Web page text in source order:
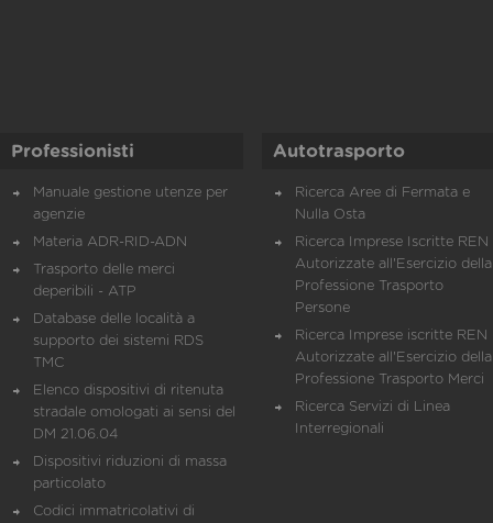
Professionisti
Manuale gestione utenze per
agenzie
Materia ADR-RID-ADN
Trasporto delle merci
deperibili - ATP
Database delle località a
supporto dei sistemi RDS
TMC
Elenco dispositivi di ritenuta
stradale omologati ai sensi del
DM 21.06.04
Dispositivi riduzioni di massa
particolato
Codici immatricolativi di
Autotrasporto
Ricerca Aree di Fermata e
Nulla Osta
Ricerca Imprese Iscritte REN
Autorizzate all'Esercizio della
Professione Trasporto
Persone
Ricerca Imprese iscritte REN
Autorizzate all'Esercizio della
Professione Trasporto Merci
Ricerca Servizi di Linea
Interregionali